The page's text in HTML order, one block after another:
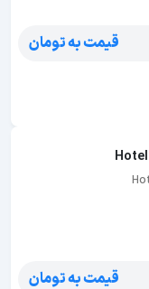
قیمت به تومان
قیمت به تومان